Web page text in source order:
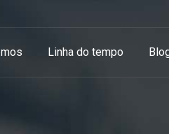
Linha do tempo